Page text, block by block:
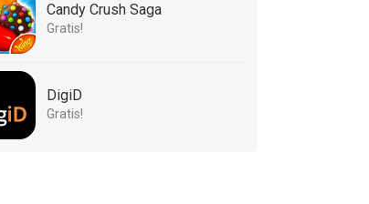
Candy Crush Saga
Gratis!
DigiD
Gratis!